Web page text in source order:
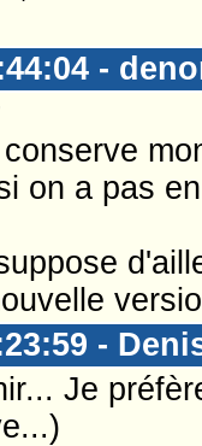
-
on a pas
-
Je